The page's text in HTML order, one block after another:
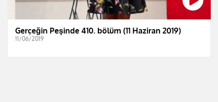
Gerçeğin Peşinde 410. bölüm (11 Haziran 2019)
11/06/2019